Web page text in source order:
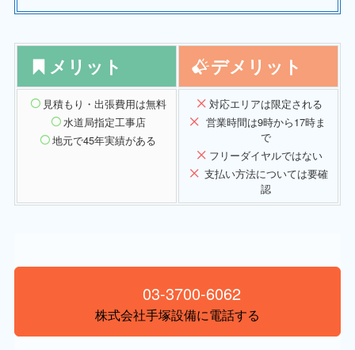
メリット デメリット
見積もり・出張費用は無料
水道局指定工事店
地元で45年実績がある
対応エリアは限定される
営業時間は9時から17時ま
で
フリーダイヤルではない
支払い方法については要確
認
03-3700-6062
株式会社手塚設備に電話する